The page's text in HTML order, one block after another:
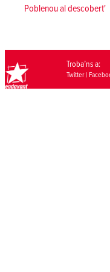
Poblenou al descobert'
Troba’ns a:
Twitter|